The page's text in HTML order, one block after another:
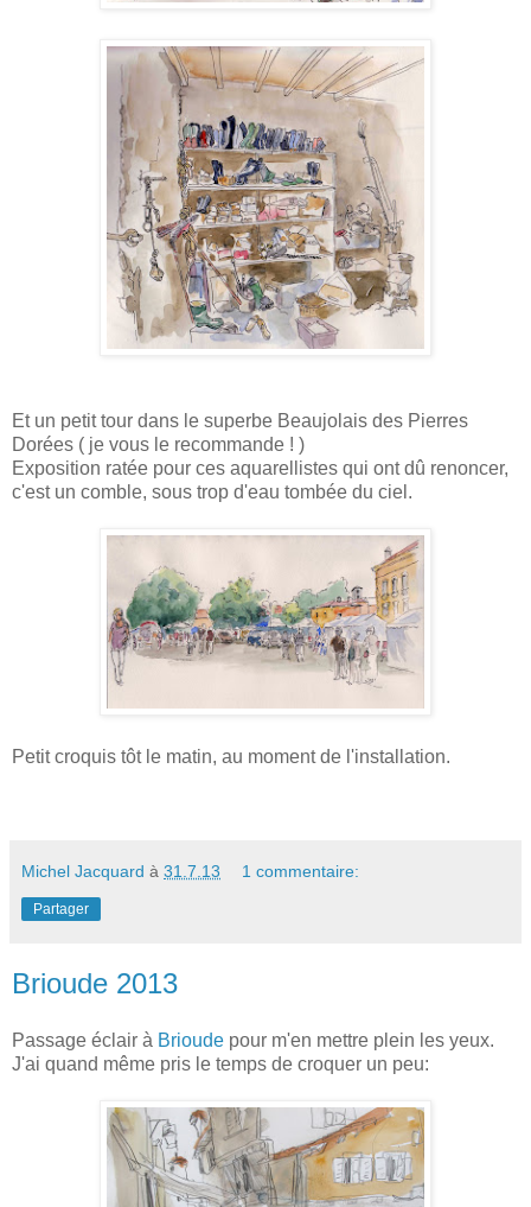
Et un petit tour dans le superbe Beaujolais des Pierres
Dorées ( je vous le recommande ! )
Exposition ratée pour ces aquarellistes qui ont dû renoncer,
c'est un comble, sous trop d'eau tombée du ciel.
Petit croquis tôt le matin, au moment de l'installation.
Michel Jacquard à 31.7.13 1 commentaire:
Partager
Brioude 2013
Passage éclair à Brioude pour m'en mettre plein les yeux.
J'ai quand même pris le temps de croquer un peu: